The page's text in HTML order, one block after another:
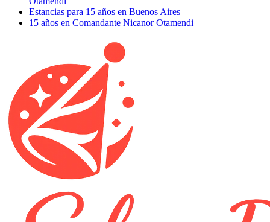
Estancias para 15 años en Buenos Aires
15 años en Comandante Nicanor Otamendi